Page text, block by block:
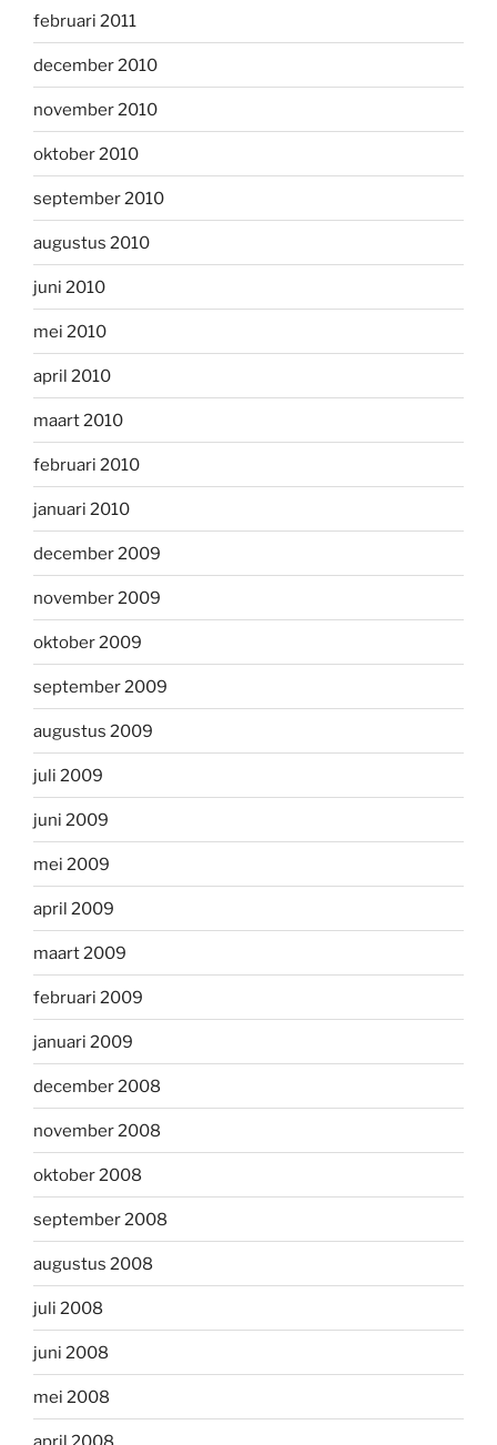
februari 2011
december 2010
november 2010
oktober 2010
september 2010
augustus 2010
juni 2010
mei 2010
april 2010
maart 2010
februari 2010
januari 2010
december 2009
november 2009
oktober 2009
september 2009
augustus 2009
juli 2009
juni 2009
mei 2009
april 2009
maart 2009
februari 2009
januari 2009
december 2008
november 2008
oktober 2008
september 2008
augustus 2008
juli 2008
juni 2008
mei 2008